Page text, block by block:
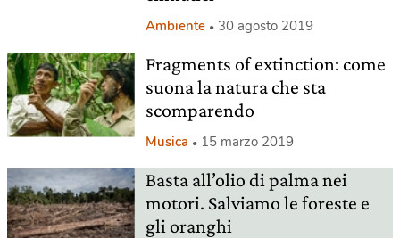
Ambiente 30 agosto 2019
Fragments of extinction: come
suona la natura che sta
scomparendo
Musica 15 marzo 2019
Basta all’olio di palma nei
motori. Salviamo le foreste e
gli oranghi